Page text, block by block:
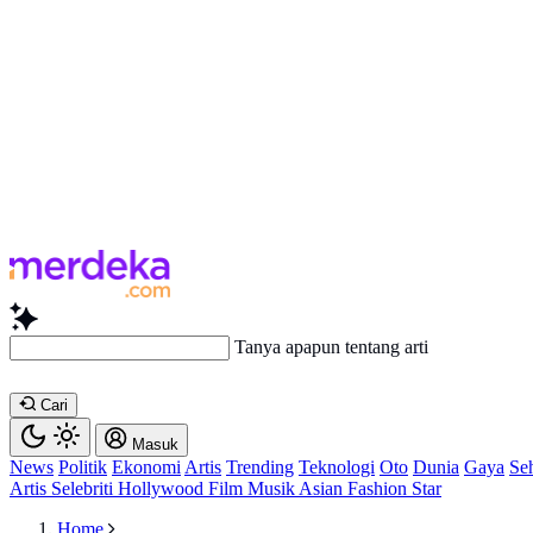
Tanya apapun tentang artikel i
Cari
Masuk
News Politik Ekonomi Artis Trending Teknologi Oto Dunia Gaya
Artis Selebriti Hollywood Film Musik Asian Fashion Star
Home